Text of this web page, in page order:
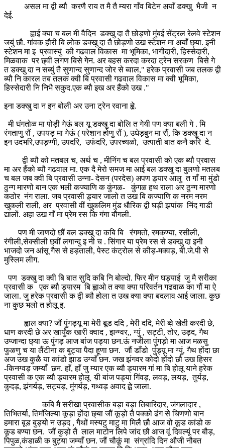
असल मा द्वी ब्यौ करणै राय त मै तै म्यरा गाँव बिटेन अयाँ डक्खु भैजी न
देई.
ह्वाई क्या च बल मी वैदिन डक्खु दा तै छोड़णो मुंबई सेंट्रल रेलवे स्टेशन
जयुं छौ. गांवक हौरी बि लोक डक्खु दा तै छोड़णो उख स्टेशन मा अयाँ छ्या. इनी
स्टेशन मा इ प्रवास्युं की गढवाल विकास मा भूमिका, भागीदारी, हिस्सेदारी,
मिळवाक पर छ्वीं लगण बिसे गेन. अर बहस करदा करदा ट्रेन सरकण बिसे गे
त डक्खु दा न सब्युं तै सुणान्द सुणान्द जोर से ब्वाल," हरेक प्रवासी जब तलक द्वी
ब्यौ नि कारल तब तलक क्वी बि प्रवासी गढवाल विकास मा क्वी भूमिका,
हिस्सेदारी नि निभै सकुद.एक ब्यौ इख अर हैंको उख ."
इना डक्खु दा न इन बोली अर उना ट्रेन रवाना ह्व़े.
मी घंगतोळ मा पोड़ी गेऊं बल यू डक्खु दा बोलि त गेयी पण क्या बली गे . मि
रंगताणु रौं , उपयड़ मा गेऊं ( परेशान होणु रौं ), उधेड़बुन मा रौं, कि डक्खु दा न
इन उदभरि,उपड़ण्गी, उपदरि, उफंदरि, उपरच्यळो, उत्पाती बात कनै करि दे.
द्वी ब्यौ को मतबल च, अर्थ च , मीनिंग च बल प्रवासी को एक ब्यौ प्रवास
मा अर हैंको ब्यौ गढवाल मा. एक दै मेरो समज मा आई बल डक्खु दा बुलणो मतलब
च बल जब क्वी बि प्रवासी उन्ना- देसन (परदेस) अपण ड़्यार आलु त गाँ मा मुंडो
ठुन्ग मारणो बान एक भली कज्याणि क कुंगळ- कुंगळ हथ राला अर ठुन्ग मारणो
कठोर नंग राला. जब प्रवासी ड़्यार जालो त उख बि कज्याणि क नरम नरम
खुकली राली, अर प्रवासी वीं खुकलिम मुंड धौरिक द्वी घड़ी झपांक निंद गाडी
द्यालों. अहा उख गाँ मा प्रेम रस कि गंगा बौगली.
पण मी जाणदो छौं बल डक्खु दा कबि बि रंगमतो, रमकण्या, रसीली,
रंगीली,सेक्सीली छ्वीं लगान्दु इ नी च . सिंगार या प्रेम रस से डक्खु दा इनी
भाजदो जन आंसू गैस से हड़ताली, पेस्ट कंट्रोल से कीड़-मक्वड़, बी.जे.पी से
मुस्लिम लीग.
पण डक्खु दा क्वी बि बात सुदि कबि नि बोल्दो. फिर मीन घड्याई जु मै सरीका
प्रवासी क एक ब्यौ ड्यारम बि ह्वाओ त क्या क्या परिवर्तन गढवाळ का गौं मा ऐ
जाला. जु हरेक प्रवासी क द्वी ब्यौ होला त उख क्या क्या बदलाव आई जाला. कुछ
ना कुछ भलो त होलू इ.
ह्वाल क्या? जौं पुंगड्यू मा मेरी बूड ददि , मेरी ददि, मेरी ब्व़े खेती करदी छे,
धाण करदी छे अर खार्युंक खारी क्वाद , झन्ग्वर,, ग्युं , सट्टी, तोर, उड़द, गैथ
उप्जान्दा छ्या ऊ पुंगड़ आज बांज पड्या छन.ऊं नजीला पुंगड़ो मा आज मळसु
फुळणु च या लैंटीना क बुट्या पैदा हूणा छन. जौं डाँडो पुंड्यू मा ग्युं, गैथ होंदा छा
अज उख कुळै या कांडो झाड उग्याँ छन. जख झंगवर कोदो होंदो छौ उख हिसर
-किनग्वड़ जम्याँ छन. हाँ, हाँ जु म्यार एक ब्यौ ड्यारम गां मा बि होलू याने हरेक
प्रवासी क एक ब्यौ ड्यारम होलू य़ी बांज पड्या गिंवड़, लवड़, लयड़, तुर्यड़,
कुदड़, झंगर्यड़, सट्यड़, मुंगर्यड़, गथ्वड़ अवाद ह्व़े जाला.
कबि मै सरीखा प्रवासीक बड़ा बड़ा तिबारिदार, जंगलादार ,
तिभितर्या, तिमंजिल्या कूड़ा होंदा छ्या जौं कूड़ो तै पक्को ढंग से चिणणो बान
हमारा बूड बुड्यो न उड़द , गैथों मस्यटु माटु मा मिलै छौ आज वो कूड कांडो क
कूड बण्या छन. जौं कुड़ो तै लाल माटोन लिपे जांद छौ आज वूं दिवल्यूं पर बौड़,
पिपुळ,कंडाळी क बुट्या जम्याँ छन. जौं चौकूं मा संग्रांदि दिन औजी नौबत